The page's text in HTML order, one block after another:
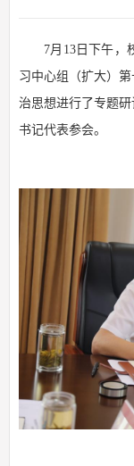
7月13日下午，
习中心组（扩大）
治思想进行了专题
书记代表参会。